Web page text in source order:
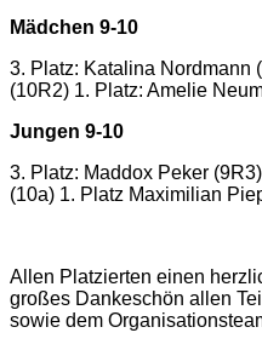
Mädchen 9-10
3. Platz: Katalina Nordmann
(10R2) 1. Platz: Amelie
Jungen 9-10
3. Platz: Maddox Peker
(10a) 1. Platz Maximilian
Allen Platzierten einen
großes Dankeschön allen
sowie dem